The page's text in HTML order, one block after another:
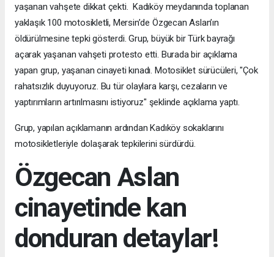
yaşanan vahşete dikkat çekti. Kadıköy meydanında toplanan
yaklaşık 100 motosikletli, Mersin’de Özgecan Aslan’ın
öldürülmesine tepki gösterdi. Grup, büyük bir Türk bayrağı
açarak yaşanan vahşeti protesto etti. Burada bir açıklama
yapan grup, yaşanan cinayeti kınadı. Motosiklet sürücüleri, "Çok
rahatsızlık duyuyoruz. Bu tür olaylara karşı, cezaların ve
yaptırımların artırılmasını istiyoruz" şeklinde açıklama yaptı.
Grup, yapılan açıklamanın ardından Kadıköy sokaklarını
motosikletleriyle dolaşarak tepkilerini sürdürdü.
Özgecan Aslan
cinayetinde kan
donduran detaylar!